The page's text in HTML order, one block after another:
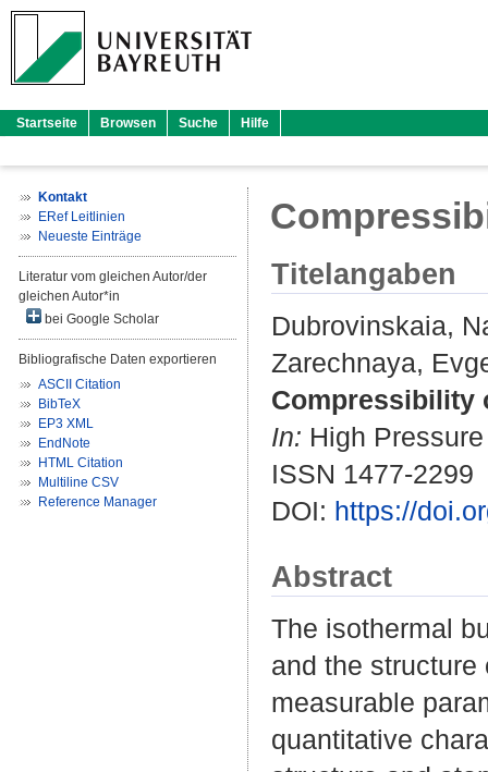
Startseite Browsen Suche Hilfe
Kontakt
ERef Leitlinien
Neueste Einträge
Literatur vom gleichen Autor/der
gleichen Autor*in
bei Google Scholar
Bibliografische Daten exportieren
ASCII Citation
BibTeX
EP3 XML
EndNote
HTML Citation
Multiline CSV
Reference Manager
Titelangaben
Dubrovinskaia,
Zarechnaya,
Compressibility
In: High
ISSN 1477-2299
DOI: https://
Abstract
The isothermal
and the
measurable
quantitative